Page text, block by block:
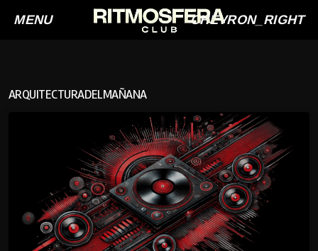
MENU CHEVRON_RIGHT
ARQUITECTURADELMAÑANA